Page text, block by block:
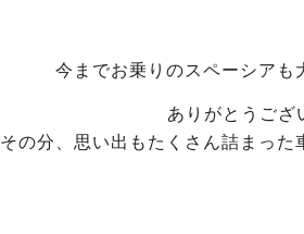
今までお乗りのスペーシアも
ありがとうござ
その分、思い出もたくさん詰まった